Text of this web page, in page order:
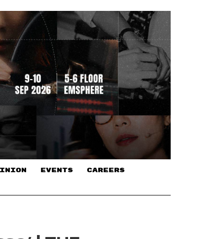
EVENTS CAREERS